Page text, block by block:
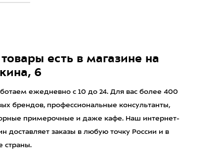
есть в магазине на
6
ежедневно с 10 до 24. Для вас более 400
брендов, профессиональные консультанты,
примерочные и даже кафе. Наш интернет-
доставляет заказы в любую точку России и в
страны.